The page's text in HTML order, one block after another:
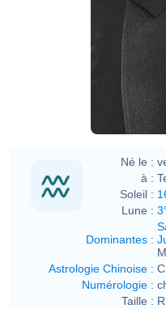
Né le :
à :
Soleil :
Lune :
Dominantes :
Astrologie Chinoise :
Numérologie :
Taille :